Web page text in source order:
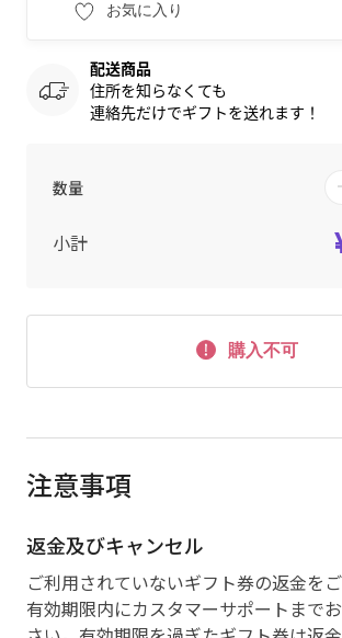
お気に入り
配送商品
住所を知らなくても
連絡先だけでギフトを送れます！
数量
小計
購入不可
注意事項
返金及びキャンセル
ご利用されていないギフト券の返金を
有効期限内にカスタマーサポートまで